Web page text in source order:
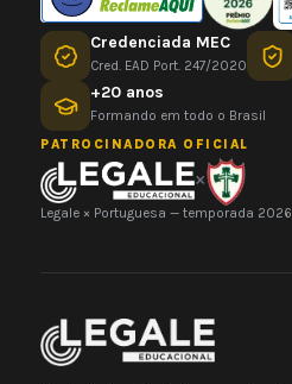
Credenciada MEC
Cred. EAD Port. 247/2020
+20 anos
Formando em todo o Brasil
PATROCINADORA OFICIAL
×
Legale × Portuguesa — temporada 2026